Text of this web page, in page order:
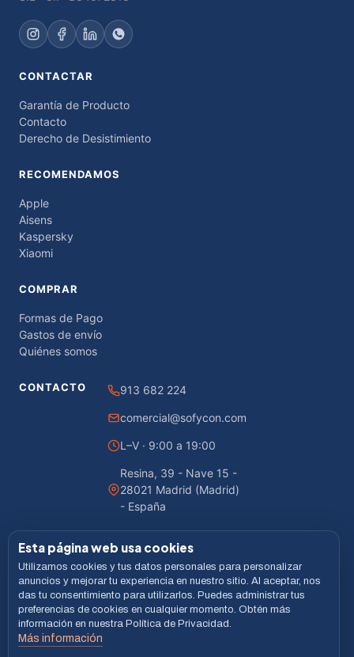
CONTACTAR
Garantía de Producto
Contacto
Derecho de Desistimiento
RECOMENDAMOS
Apple
Aisens
Kaspersky
Xiaomi
COMPRAR
Formas de Pago
Gastos de envío
Quiénes somos
CONTACTO 913 682 224
comercial@sofycon.com
L–V · 9:00 a 19:00
Resina, 39 - Nave 15 -
28021 Madrid (Madrid)
- España
© 2026 Sofycon · Todos los derechos reservados
Desarrollado porLiveCommerce
Aviso legal
Esta página web usa cookies
Utilizamos cookies y tus datos personales para personalizar
anuncios y mejorar tu experiencia en nuestro sitio. Al aceptar, nos
das tu consentimiento para utilizarlos. Puedes administrar tus
preferencias de cookies en cualquier momento. Obtén más
información en nuestra Política de Privacidad.
Más información